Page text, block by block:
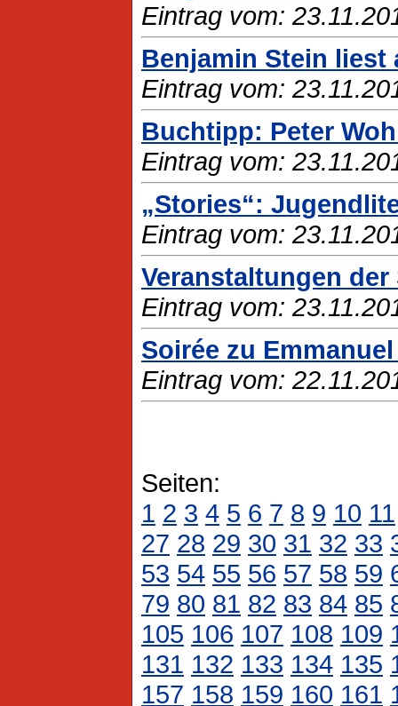
Eintrag vom:
Benjamin Stein liest
Eintrag vom:
Buchtipp: Peter
Eintrag vom:
„Stories“:
Eintrag vom:
Veranstaltungen der
Eintrag vom:
Soirée zu
Eintrag vom:
Seiten:
1 2 3 4 5 6 7 8 9 10 11
27 28 29 30 31 32 33
53 54 55 56 57 58 59
79 80 81 82 83 84 85
105 106 107 108 109
131 132 133 134 135
157 158 159 160 161